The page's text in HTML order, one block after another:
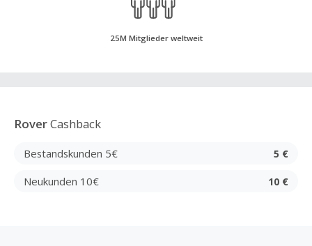
25M Mitglieder weltweit
RoverCashback
Bestandskunden 5€ 5 €
Neukunden 10€ 10 €